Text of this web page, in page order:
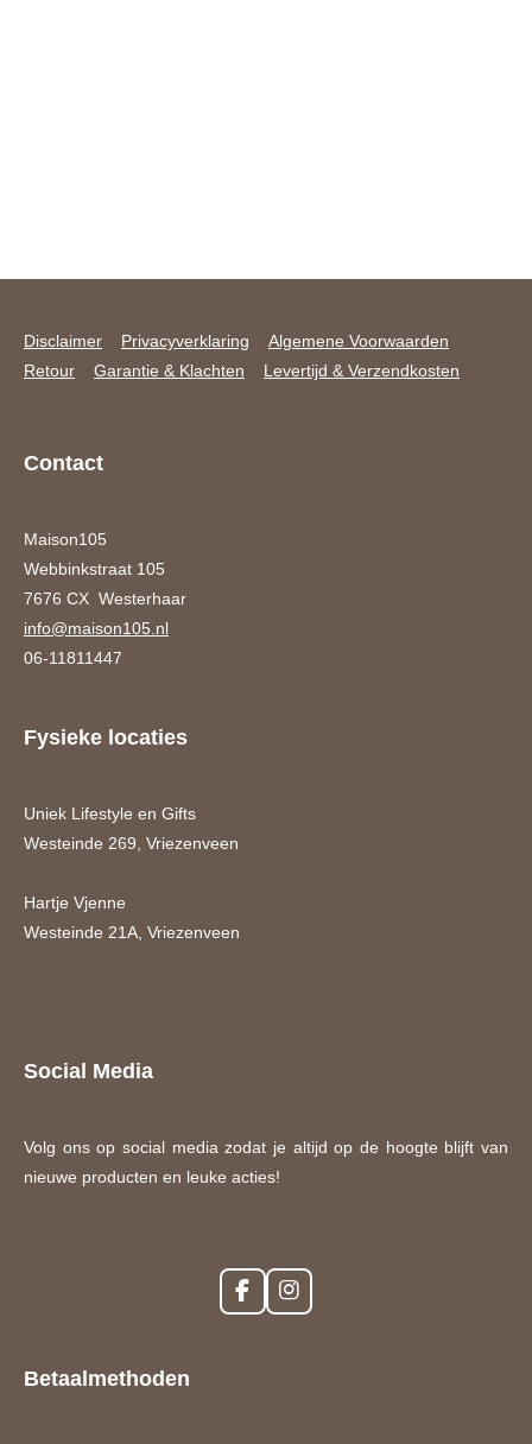
Disclaimer Privacyverklaring
Algemene Voorwaarden
Retour
Garantie & Klachten Levertijd & Verzendkosten
Contact
Maison105
Webbinkstraat 105
7676 CX Westerhaar
info@maison105.nl
06-11811447
Fysieke locaties
Uniek Lifestyle en Gifts
Westeinde 269, Vriezenveen
Hartje Vjenne
Westeinde 21A, Vriezenveen
Social Media
Volg ons op social media zodat je altijd op de hoogte blijft van
nieuwe producten en leuke acties!
F
a
I
n
Betaalmethoden